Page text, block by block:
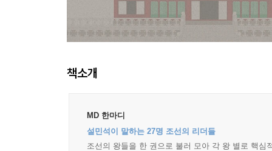
책소개
MD 한마디
설민석이 말하는 27명 조선의 리더들
조선의 왕들을 한 권으로 불러 모아 각 왕 별로 핵